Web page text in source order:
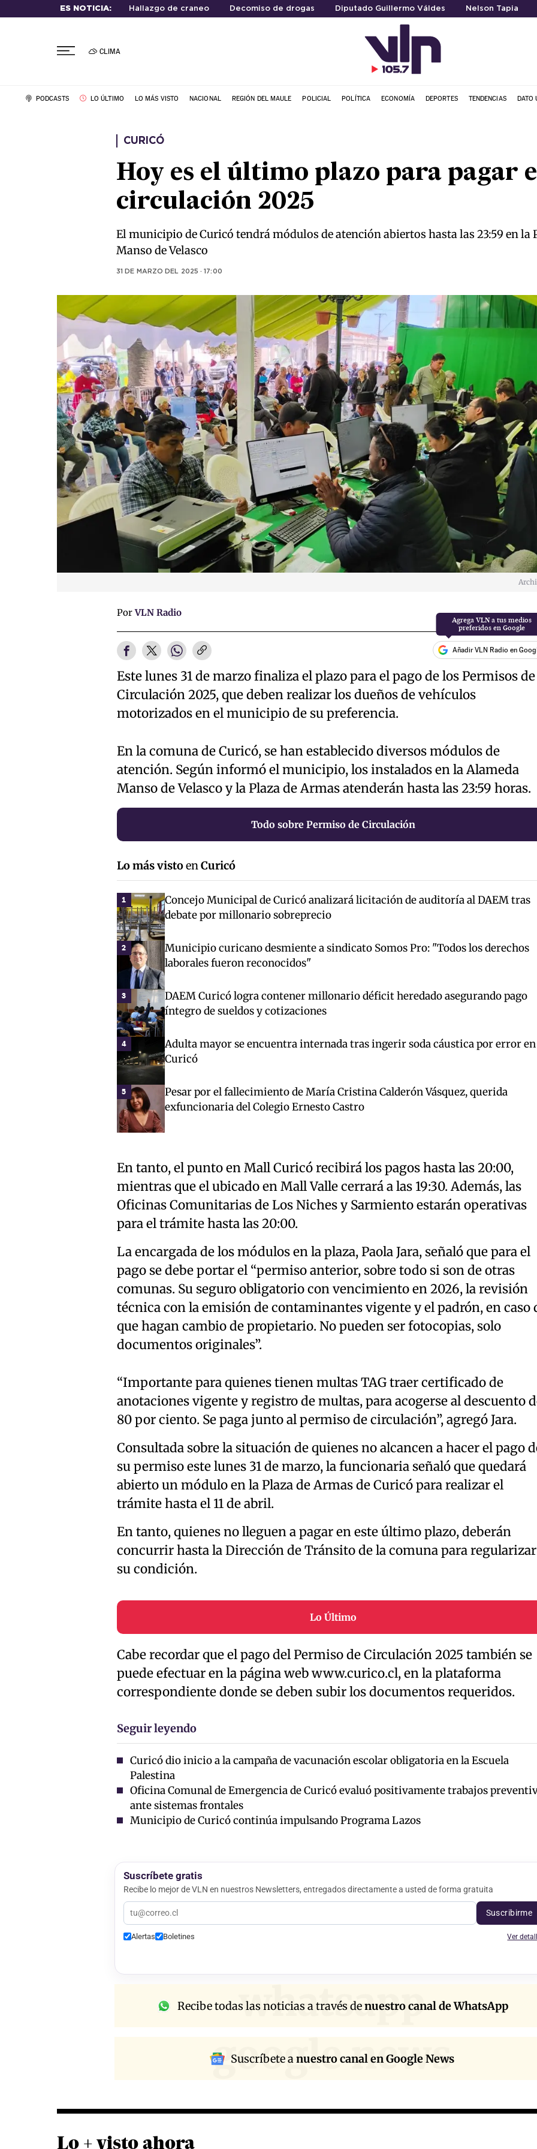
ES NOTICIA: Hallazgo de craneo Decomiso de drogas Diputado Guillermo Váldes Nelson Tapia
CLIMA
PODCASTS LO ÚLTIMO LO MÁS VISTO NACIONAL REGIÓN DEL MAULE POLICIAL POLÍTICA ECONOMÍA DEPORTES TENDENCIAS DATO
CURICÓ
Hoy es el último plazo para pagar
circulación 2025
El municipio de Curicó tendrá módulos de atención abiertos hasta las 23:59 en la
Manso de Velasco
31 DE MARZO DEL 2025 · 17:00
PorVLN Radio
Añadir VLN Radio en
Este lunes 31 de marzo finaliza el plazo para el pago de los Permisos de
Circulación 2025, que deben realizar los dueños de vehículos
motorizados en el municipio de su preferencia.
En la comuna de Curicó, se han establecido diversos módulos de
atención. Según informó el municipio, los instalados en la Alameda
Manso de Velasco y la Plaza de Armas atenderán hasta las 23:59 horas.
Todo sobre Permiso de Circulación
Lo más vistoenCuricó
1
Concejo Municipal de Curicó analizará licitación de auditoría al DAEM tras
debate por millonario sobreprecio
2
Municipio curicano desmiente a sindicato Somos Pro: "Todos los derechos
laborales fueron reconocidos"
3
DAEM Curicó logra contener millonario déficit heredado asegurando pago
íntegro de sueldos y cotizaciones
4
Adulta mayor se encuentra internada tras ingerir soda cáustica por error en
Curicó
5
Pesar por el fallecimiento de María Cristina Calderón Vásquez, querida
exfuncionaria del Colegio Ernesto Castro
En tanto, el punto en Mall Curicó recibirá los pagos hasta las 20:00,
mientras que el ubicado en Mall Valle cerrará a las 19:30. Además, las
Oficinas Comunitarias de Los Niches y Sarmiento estarán operativas
para el trámite hasta las 20:00.
La encargada de los módulos en la plaza, Paola Jara, señaló que para el
pago se debe portar el “permiso anterior, sobre todo si son de otras
comunas. Su seguro obligatorio con vencimiento en 2026, la revisión
técnica con la emisión de contaminantes vigente y el padrón, en caso
que hagan cambio de propietario. No pueden ser fotocopias, solo
documentos originales”.
“Importante para quienes tienen multas TAG traer certificado de
anotaciones vigente y registro de multas, para acogerse al descuento
80 por ciento. Se paga junto al permiso de circulación”, agregó Jara.
Consultada sobre la situación de quienes no alcancen a hacer el pago
su permiso este lunes 31 de marzo, la funcionaria señaló que quedará
abierto un módulo en la Plaza de Armas de Curicó para realizar el
trámite hasta el 11 de abril.
En tanto, quienes no lleguen a pagar en este último plazo, deberán
concurrir hasta la Dirección de Tránsito de la comuna para regularizar
su condición.
Lo Último
Cabe recordar que el pago del Permiso de Circulación 2025 también se
puede efectuar en la página web www.curico.cl, en la plataforma
correspondiente donde se deben subir los documentos requeridos.
Seguir leyendo
Curicó dio inicio a la campaña de vacunación escolar obligatoria en la Escuela
Palestina
Oficina Comunal de Emergencia de Curicó evaluó positivamente trabajos
ante sistemas frontales
Municipio de Curicó continúa impulsando Programa Lazos
Suscríbete gratis
Recibe lo mejor de VLN en nuestros Newsletters, entregados directamente a usted de forma gratuita
Suscribirme
Alertas Boletines Ver
whatsapp
Recibe todas las noticias a través denuestro canal de WhatsApp
google news
Suscríbete anuestro canal en Google News
Lo + visto ahora